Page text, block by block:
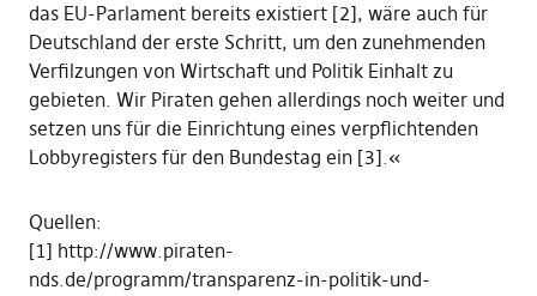
das EU-Parlament bereits existiert [2], wäre auch für
Deutschland der erste Schritt, um den zunehmenden
Verfilzungen von Wirtschaft und Politik Einhalt zu
gebieten. Wir Piraten gehen allerdings noch weiter und
setzen uns für die Einrichtung eines verpflichtenden
Lobbyregisters für den Bundestag ein [3].«
Quellen:
[1] http://www.piraten-
nds.de/programm/transparenz-in-politik-und-